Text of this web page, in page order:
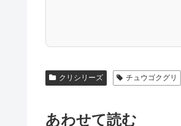
クリシリーズ チュウゴクグリ
あわせて読む